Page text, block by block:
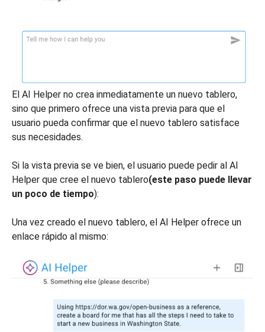
El AI Helper no crea inmediatamente un nuevo tablero,
sino que primero ofrece una vista previa para que el
usuario pueda confirmar que el nuevo tablero satisface
sus necesidades.
Si la vista previa se ve bien, el usuario puede pedir al AI
Helper que cree el nuevo tablero(este paso puede llevar
un poco de tiempo):
Una vez creado el nuevo tablero, el AI Helper ofrece un
enlace rápido al mismo: